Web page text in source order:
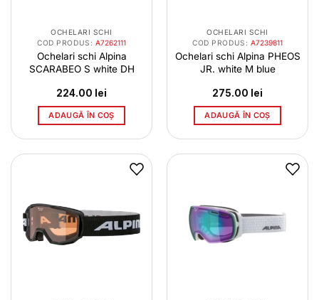
OCHELARI SCHI
COD PRODUS: A7262111
Ochelari schi Alpina
SCARABEO S white DH
224.00 lei
ADAUGĂ ÎN COȘ
OCHELARI SCHI
COD PRODUS: A7239811
Ochelari schi Alpina PHEOS
JR. white M blue
275.00 lei
ADAUGĂ ÎN COȘ